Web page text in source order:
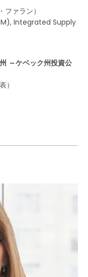
ァラン）
Integrated Supply
～ケベック州投資公
）